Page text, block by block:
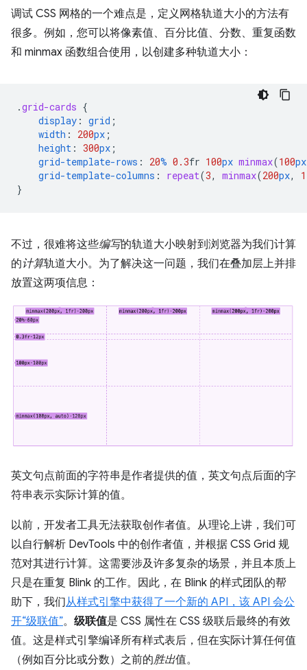
调试 CSS 网格的一个难点是，定义网格轨道大小的方法有
很多。例如，您可以将像素值、百分比值、分数、重复函数
和 minmax 函数组合使用，以创建多种轨道大小：
.grid-cards {
display : grid ;
width : 200px ;
height : 300px ;
grid-template-rows : 20% 0.3fr 100px minmax(100px
grid-template-columns : repeat(3, minmax(200px, 1
}
不过，很难将这些编写的轨道大小映射到浏览器为我们计算
的计算轨道大小。为了解决这一问题，我们在叠加层上并排
放置这两项信息：
英文句点前面的字符串是作者提供的值，英文句点后面的字
符串表示实际计算的值。
以前，开发者工具无法获取创作者值。从理论上讲，我们可
以自行解析 DevTools 中的创作者值，并根据 CSS Grid 规
范对其进行计算。这需要涉及许多复杂的场景，并且本质上
只是在重复 Blink 的工作。因此，在 Blink 的样式团队的帮
助下，我们从样式引擎中获得了一个新的 API，该 API 会公
开“级联值”。 级联值是 CSS 属性在 CSS 级联后最终的有效
值。这是样式引擎编译所有样式表后，但在实际计算任何值
（例如百分比或分数）之前的胜出值。